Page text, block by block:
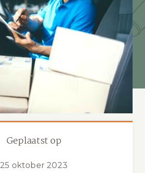
Geplaatst op
25 oktober 2023